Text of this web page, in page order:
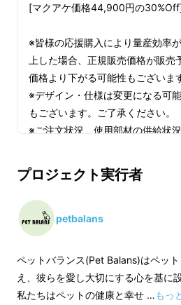
隠れているかもしれません。
健康習慣を始めてみません
Background - 背
[マクアケ価格44,900円の
※皆様の応援購入により量産効率
上した場合、正規販売価格が販売
価格より下がる可能性もございま
※デザイン・仕様は変更になる可
もございます。ご了承ください。
※ご注文状況、使用部材の供給状況
遅れる場合があります。
プロジェクト実行者
petbalans
ペットバランス(Pet Balans)はペッ
え、彼らを愛し大切にする心を基に
私たちはペットの健康と幸せ …もっ